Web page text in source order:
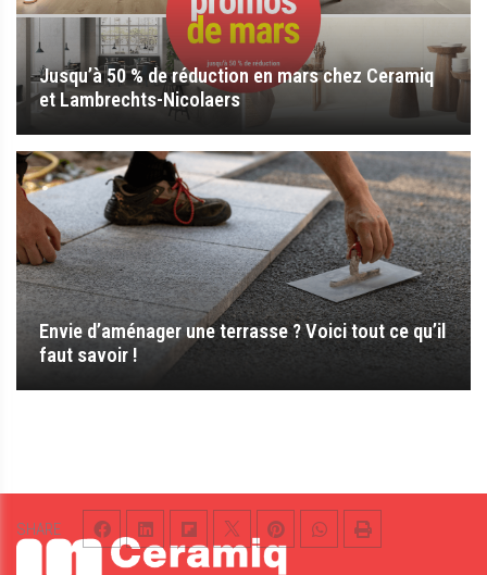
SHARE
Jusqu’à 50 % de réduction en mars chez Ceramiq
et Lambrechts-Nicolaers
Envie d’aménager une terrasse ? Voici tout ce qu’il
faut savoir !